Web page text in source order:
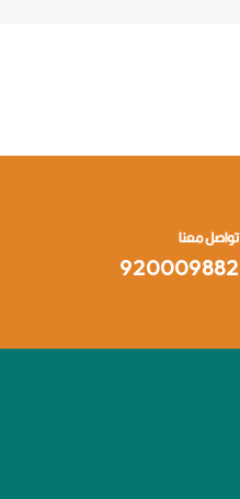
تواصل معنا
920009882